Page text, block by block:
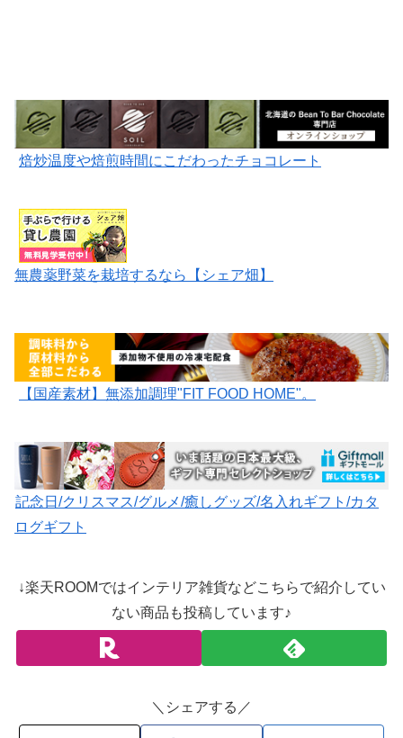
焙炒温度や焙煎時間にこだわったチョコレート
無農薬野菜を栽培するなら【シェア畑】
【国産素材】無添加調理"FIT FOOD HOME"。
記念日/クリスマス/グルメ/癒しグッズ/名入れギフト/カタ
ログギフト
↓楽天ROOMではインテリア雑貨などこちらで紹介してい
ない商品も投稿しています♪
＼シェアする／